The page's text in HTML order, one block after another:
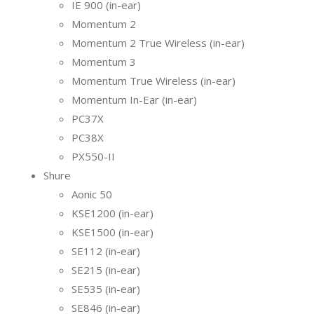
IE 900 (in-ear)
Momentum 2
Momentum 2 True Wireless (in-ear)
Momentum 3
Momentum True Wireless (in-ear)
Momentum In-Ear (in-ear)
PC37X
PC38X
PX550-II
Shure
Aonic 50
KSE1200 (in-ear)
KSE1500 (in-ear)
SE112 (in-ear)
SE215 (in-ear)
SE535 (in-ear)
SE846 (in-ear)